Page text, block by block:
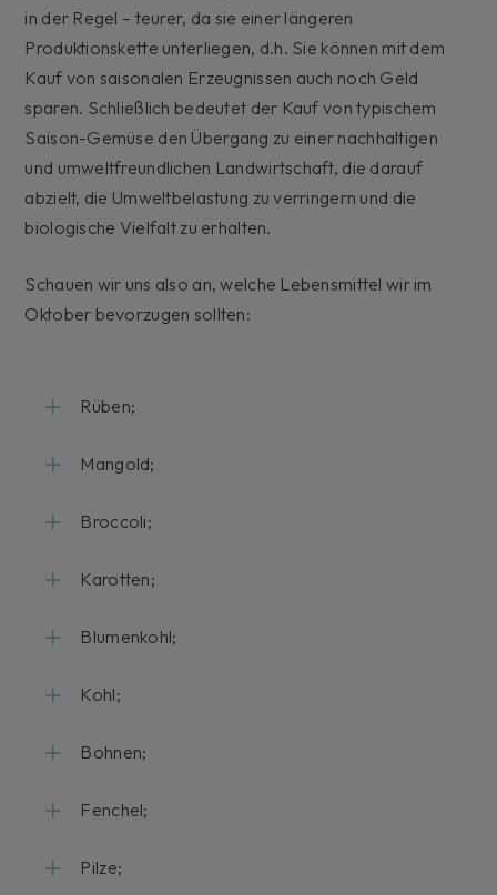
in der Regel – teurer, da sie einer längeren
Produktionskette unterliegen, d.h. Sie können mit dem
Kauf von saisonalen Erzeugnissen auch noch Geld
sparen. Schließlich bedeutet der Kauf von typischem
Saison-Gemüse den Übergang zu einer nachhaltigen
und umweltfreundlichen Landwirtschaft, die darauf
abzielt, die Umweltbelastung zu verringern und die
biologische Vielfalt zu erhalten.
Schauen wir uns also an, welche Lebensmittel wir im
Oktober bevorzugen sollten:
Rüben;
Mangold;
Broccoli;
Karotten;
Blumenkohl;
Kohl;
Bohnen;
Fenchel;
Pilze;